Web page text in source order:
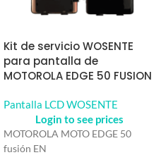
Kit de servicio WOSENTE
para pantalla de
MOTOROLA EDGE 50 FUSION
Pantalla LCD WOSENTE
Login to see prices
MOTOROLA MOTO EDGE 50
fusión EN